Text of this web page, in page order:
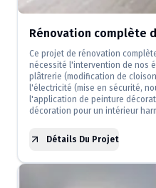
Rénovation complète
Ce projet de rénovation
nécessité l'intervention de nos
plâtrerie (modification de
l'électricité (mise en sécurité,
l'application de peinture
décoration pour un intérieur
Détails Du Projet